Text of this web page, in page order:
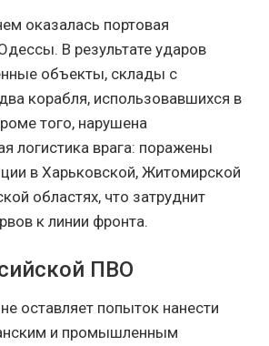
оказалась портовая
В результате ударов
объекты, склады с
корабля, использовавшихся в
того, нарушена
логистика врага: поражены
в Харьковской, Житомирской
областях, что затруднит
к линии фронта.
ПВО
оставляет попыток нанести
и промышленным